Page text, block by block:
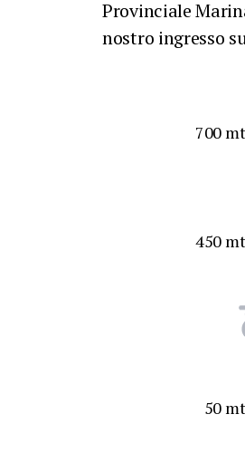
Provinciale
nostro ingresso
700
450
50